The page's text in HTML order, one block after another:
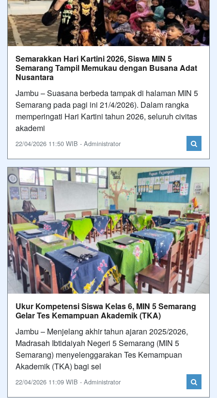
Semarakkan Hari Kartini 2026, Siswa MIN 5
Semarang Tampil Memukau dengan Busana Adat
Nusantara
Jambu – Suasana berbeda tampak di halaman MIN 5
Semarang pada pagi ini 21/4/2026). Dalam rangka
memperingati Hari Kartini tahun 2026, seluruh civitas
akademi
22/04/2026 11:50 WIB - Administrator
Ukur Kompetensi Siswa Kelas 6, MIN 5 Semarang
Gelar Tes Kemampuan Akademik (TKA)
Jambu – Menjelang akhir tahun ajaran 2025/2026,
Madrasah Ibtidaiyah Negeri 5 Semarang (MIN 5
Semarang) menyelenggarakan Tes Kemampuan
Akademik (TKA) bagi sel
22/04/2026 11:09 WIB - Administrator